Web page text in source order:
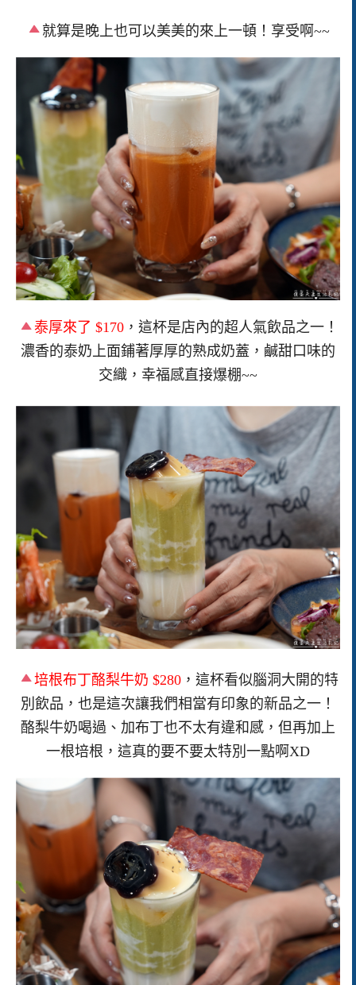
就算是晚上也可以美美的來上一頓！享受啊~~
泰厚來了 $170，這杯是店內的超人氣飲品之一！
濃香的泰奶上面鋪著厚厚的熟成奶蓋，鹹甜口味的
交織，幸福感直接爆棚~~
培根布丁酪梨牛奶 $280，這杯看似腦洞大開的特
別飲品，也是這次讓我們相當有印象的新品之一！
酪梨牛奶喝過、加布丁也不太有違和感，但再加上
一根培根，這真的要不要太特別一點啊XD